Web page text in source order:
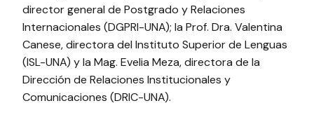
director general de Postgrado y Relaciones
Internacionales (DGPRI-UNA); la Prof. Dra. Valentina
Canese, directora del Instituto Superior de Lenguas
(ISL-UNA) y la Mag. Evelia Meza, directora de la
Dirección de Relaciones Institucionales y
Comunicaciones (DRIC-UNA).